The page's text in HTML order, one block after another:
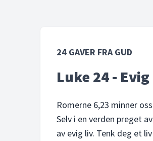
24 GAVER FRA GUD
Luke 24 -
Romerne 6,23 minner
Selv i en verden preget
av evig liv. Tenk deg et